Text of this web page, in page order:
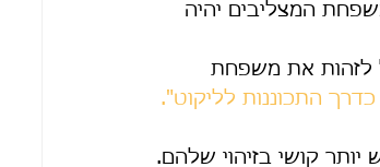
המצליבים יהיה
לזהות את משפחת
כדרך התכוננות לליקוט".
קושי בזיהוי שלהם.